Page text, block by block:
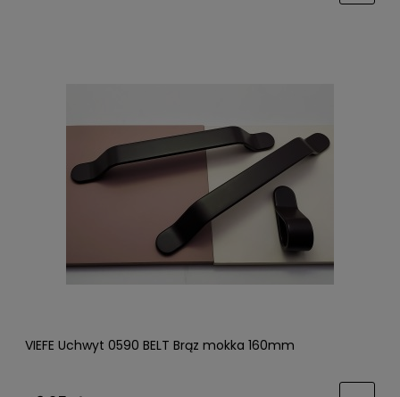
VIEFE Uchwyt 0590 BELT Brąz mokka 160mm